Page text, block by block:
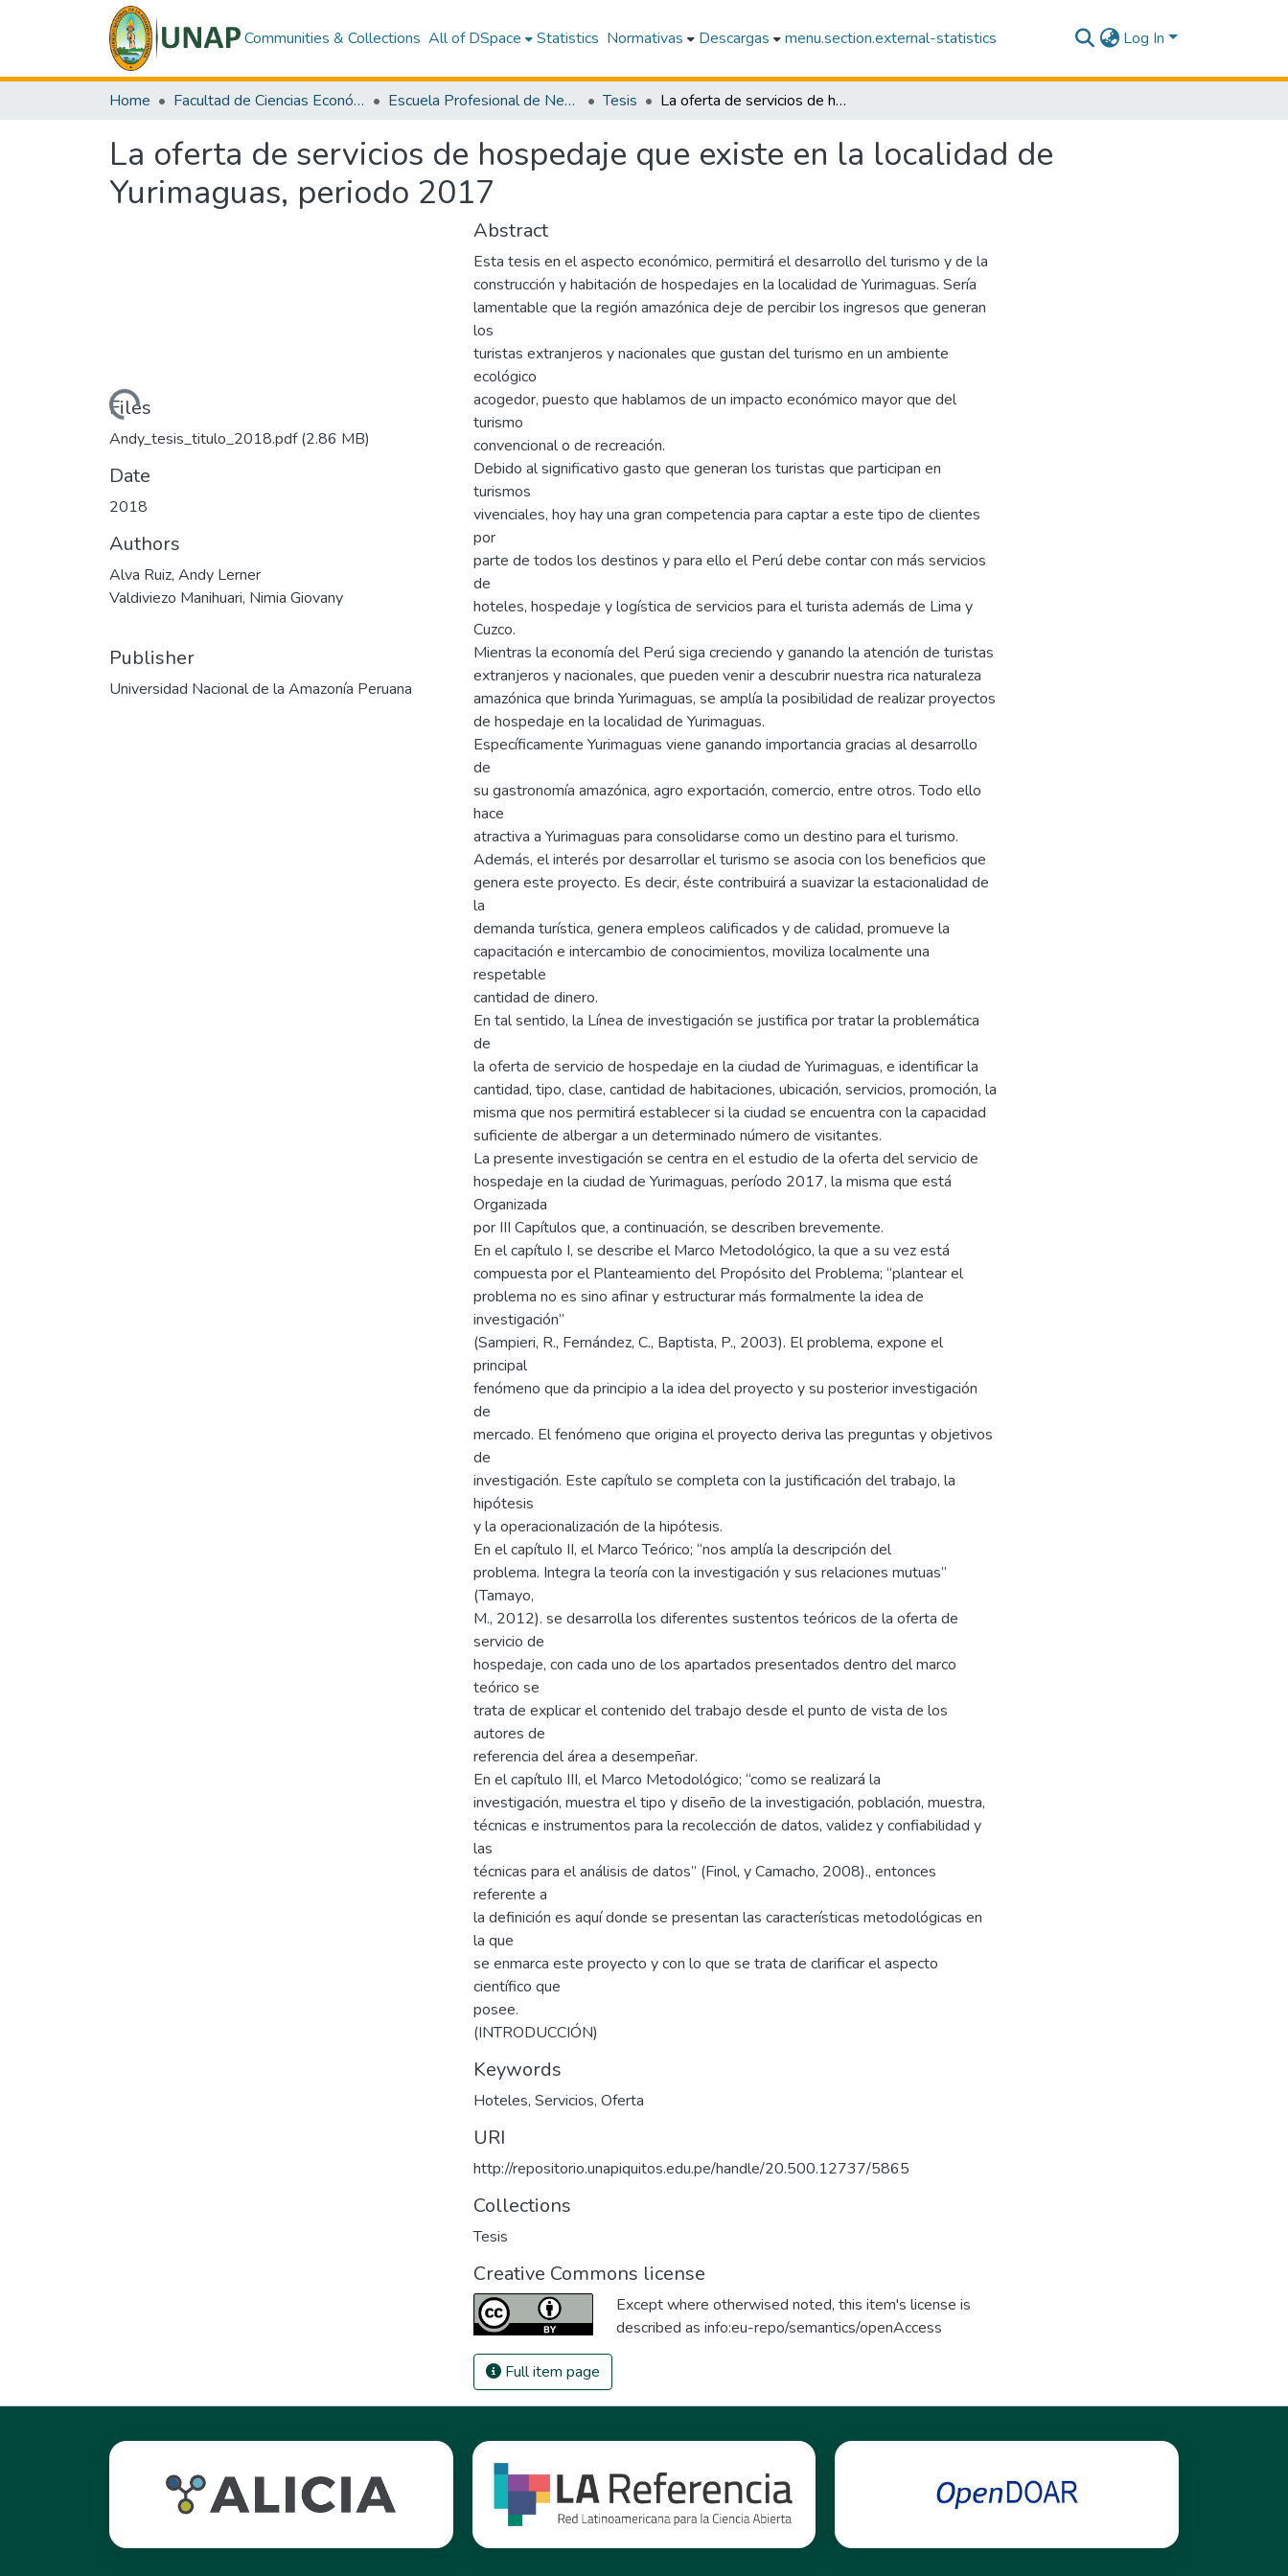
Communities & Collections All of DSpace Statistics Normativas Descargas menu.section.external-statistics Log In
Home Facultad de Ciencias Económicas y de Negocios Escuela Profesional de Negocios Internacionales y Turismo Tesis La oferta de servicios de hospedaje que existe en la localidad de Yurimaguas, periodo 2017
La oferta de servicios de hospedaje que existe en la localidad de
Yurimaguas, periodo 2017
Loading...
Files
Andy_tesis_titulo_2018.pdf(2.86 MB)
Date
2018
Authors
Alva Ruiz, Andy Lerner
Valdiviezo Manihuari, Nimia Giovany
Publisher
Universidad Nacional de la Amazonía Peruana
Abstract
Esta tesis en el aspecto económico, permitirá el desarrollo del turismo y de la
construcción y habitación de hospedajes en la localidad de Yurimaguas. Sería
lamentable que la región amazónica deje de percibir los ingresos que generan
los
turistas extranjeros y nacionales que gustan del turismo en un ambiente
ecológico
acogedor, puesto que hablamos de un impacto económico mayor que del
turismo
convencional o de recreación.
Debido al significativo gasto que generan los turistas que participan en
turismos
vivenciales, hoy hay una gran competencia para captar a este tipo de clientes
por
parte de todos los destinos y para ello el Perú debe contar con más servicios
de
hoteles, hospedaje y logística de servicios para el turista además de Lima y
Cuzco.
Mientras la economía del Perú siga creciendo y ganando la atención de turistas
extranjeros y nacionales, que pueden venir a descubrir nuestra rica naturaleza
amazónica que brinda Yurimaguas, se amplía la posibilidad de realizar proyectos
de hospedaje en la localidad de Yurimaguas.
Específicamente Yurimaguas viene ganando importancia gracias al desarrollo
de
su gastronomía amazónica, agro exportación, comercio, entre otros. Todo ello
hace
atractiva a Yurimaguas para consolidarse como un destino para el turismo.
Además, el interés por desarrollar el turismo se asocia con los beneficios que
genera este proyecto. Es decir, éste contribuirá a suavizar la estacionalidad de
la
demanda turística, genera empleos calificados y de calidad, promueve la
capacitación e intercambio de conocimientos, moviliza localmente una
respetable
cantidad de dinero.
En tal sentido, la Línea de investigación se justifica por tratar la problemática
de
la oferta de servicio de hospedaje en la ciudad de Yurimaguas, e identificar la
cantidad, tipo, clase, cantidad de habitaciones, ubicación, servicios, promoción, la
misma que nos permitirá establecer si la ciudad se encuentra con la capacidad
suficiente de albergar a un determinado número de visitantes.
La presente investigación se centra en el estudio de la oferta del servicio de
hospedaje en la ciudad de Yurimaguas, período 2017, la misma que está
Organizada
por III Capítulos que, a continuación, se describen brevemente.
En el capítulo I, se describe el Marco Metodológico, la que a su vez está
compuesta por el Planteamiento del Propósito del Problema; “plantear el
problema no es sino afinar y estructurar más formalmente la idea de
investigación”
(Sampieri, R., Fernández, C., Baptista, P., 2003). El problema, expone el
principal
fenómeno que da principio a la idea del proyecto y su posterior investigación
de
mercado. El fenómeno que origina el proyecto deriva las preguntas y objetivos
de
investigación. Este capítulo se completa con la justificación del trabajo, la
hipótesis
y la operacionalización de la hipótesis.
En el capítulo II, el Marco Teórico; “nos amplía la descripción del
problema. Integra la teoría con la investigación y sus relaciones mutuas”
(Tamayo,
M., 2012). se desarrolla los diferentes sustentos teóricos de la oferta de
servicio de
hospedaje, con cada uno de los apartados presentados dentro del marco
teórico se
trata de explicar el contenido del trabajo desde el punto de vista de los
autores de
referencia del área a desempeñar.
En el capítulo III, el Marco Metodológico; “como se realizará la
investigación, muestra el tipo y diseño de la investigación, población, muestra,
técnicas e instrumentos para la recolección de datos, validez y confiabilidad y
las
técnicas para el análisis de datos” (Finol, y Camacho, 2008)., entonces
referente a
la definición es aquí donde se presentan las características metodológicas en
la que
se enmarca este proyecto y con lo que se trata de clarificar el aspecto
científico que
posee.
(INTRODUCCIÓN)
Keywords
Hoteles, Servicios, Oferta
URI
http://repositorio.unapiquitos.edu.pe/handle/20.500.12737/5865
Collections
Tesis
Creative Commons license
Except where otherwised noted, this item's license is
described as info:eu-repo/semantics/openAccess
Full item page